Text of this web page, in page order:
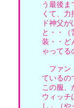
う最後ま
くて、
ド神父
と・・
装・・ど
ゃってる
ファン
ているの
この服
ウィッチ
し」（や